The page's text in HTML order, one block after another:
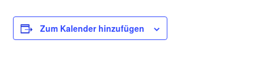
Zum Kalender hinzufügen